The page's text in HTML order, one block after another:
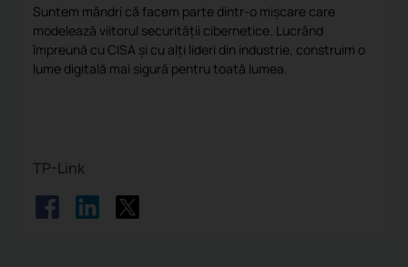
Suntem mândri că facem parte dintr-o mișcare care
modelează viitorul securității cibernetice. Lucrând
împreună cu CISA și cu alți lideri din industrie, construim o
lume digitală mai sigură pentru toată lumea.
TP-Link